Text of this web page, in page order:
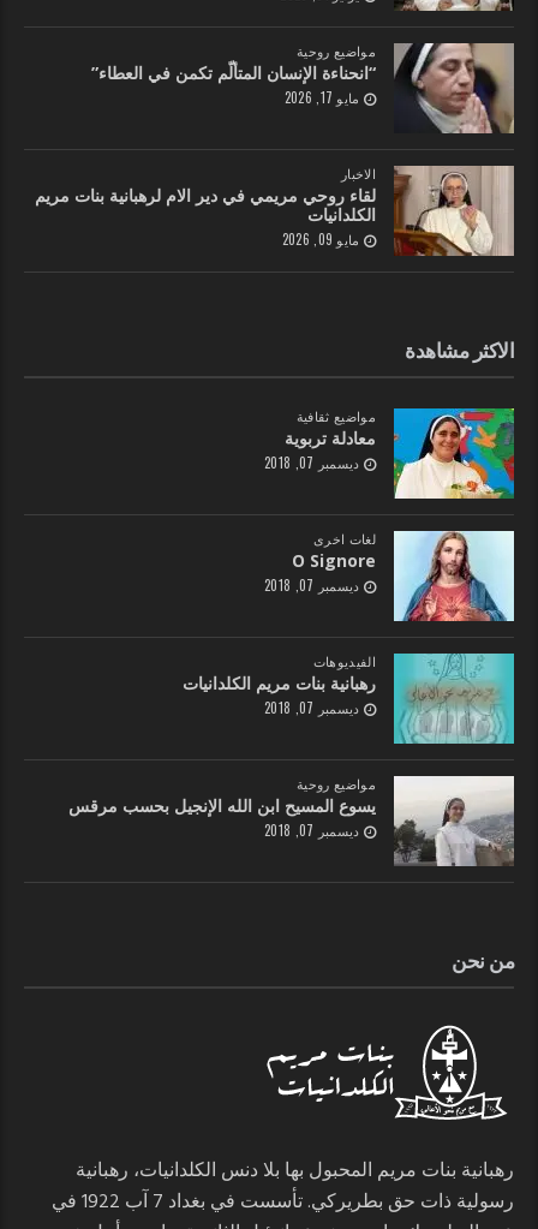
مواضيع روحية
“انحناءة الإنسان المتألّم تكمن في العطاء”
مايو 17, 2026
الاخبار
لقاء روحي مريمي في دير الام لرهبانية بنات مريم
الكلدانيات
مايو 09, 2026
الاكثر مشاهدة
مواضيع ثقافية
معادلة تربوية
ديسمبر 07, 2018
لغات اخرى
O Signore
ديسمبر 07, 2018
الفيديوهات
رهبانية بنات مريم الكلدانيات
ديسمبر 07, 2018
مواضيع روحية
يسوع المسيح ابن الله الإنجيل بحسب مرقس
ديسمبر 07, 2018
من نحن
رهبانية بنات مريم المحبول بها بلا دنس الكلدانيات، رهبانية
رسولية ذات حق بطريركي. تأسست في بغداد 7 آب 1922 في